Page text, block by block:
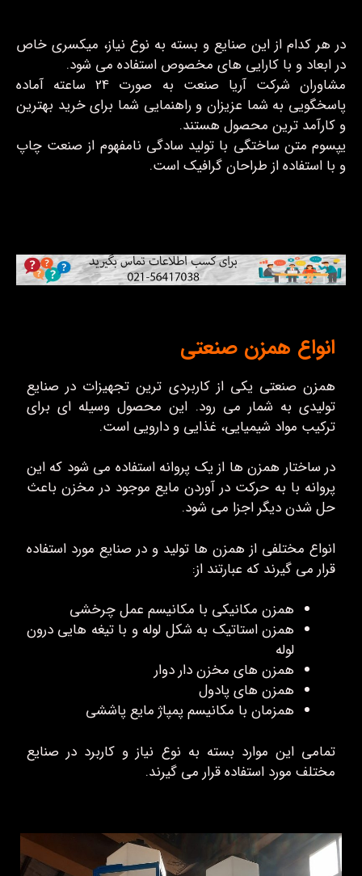
در هر کدام از این صنایع و بسته به نوع نیاز، میکسری خاص
در ابعاد و با کارایی های مخصوص استفاده می شود.
مشاوران شرکت آریا صنعت به صورت 24 ساعته آماده
پاسخگویی به شما عزیزان و راهنمایی شما برای خرید بهترین
و کارآمد ترین محصول هستند.
یپسوم متن ساختگی با تولید سادگی نامفهوم از صنعت چاپ
و با استفاده از طراحان گرافیک است.
انواع همزن صنعتی
همزن صنعتی یکی از کاربردی ترین تجهیزات در صنایع
تولیدی به شمار می رود. این محصول وسیله ای برای
ترکیب مواد شیمیایی، غذایی و دارویی است.
در ساختار همزن ها از یک پروانه استفاده می شود که این
پروانه با به حرکت در آوردن مایع موجود در مخزن باعث
حل شدن دیگر اجزا می شود.
انواع مختلفی از همزن ها تولید و در صنایع مورد استفاده
قرار می گیرند که عبارتند از:
همزن مکانیکی با مکانیسم عمل چرخشی
همزن استاتیک به شکل لوله و با تیغه هایی درون
لوله
همزن های مخزن دار دوار
همزن های پادول
همزمان با مکانیسم پمپاژ مایع پاششی
تمامی این موارد بسته به نوع نیاز و کاربرد در صنایع
مختلف مورد استفاده قرار می گیرند.